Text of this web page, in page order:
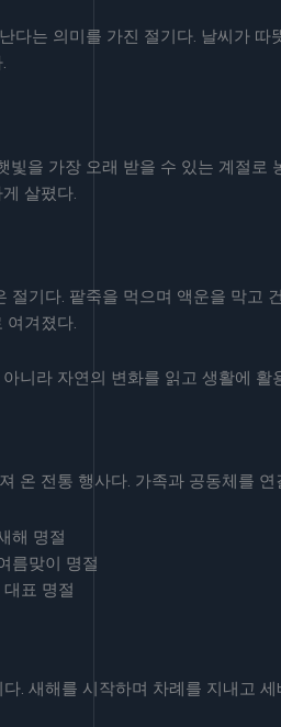
다는 의미를 가진 절기다. 날씨가
빛을 가장 오래 받을 수 있는 계절로
살폈다.
절기다. 팥죽을 먹으며 액운을 막고
여겨졌다.
니라 자연의 변화를 읽고 생활에
온 전통 행사다. 가족과 공동체를
해 명절
름맞이 명절
표 명절
. 새해를 시작하며 차례를 지내고